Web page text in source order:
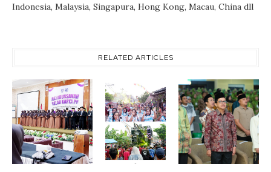
Indonesia, Malaysia, Singapura, Hong Kong, Macau, China dll
RELATED ARTICLES